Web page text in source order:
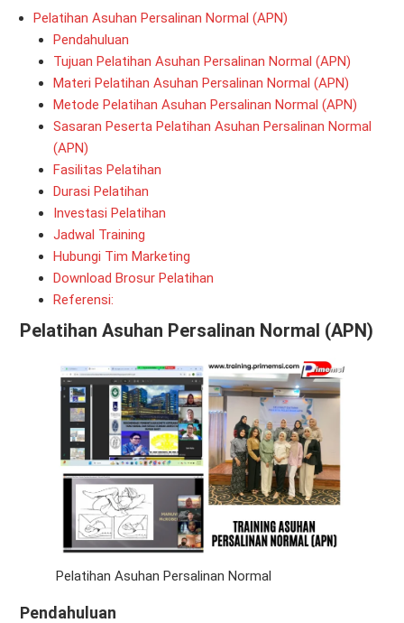
Pelatihan Asuhan Persalinan Normal (APN)
Pendahuluan
Tujuan Pelatihan Asuhan Persalinan Normal (APN)
Materi Pelatihan Asuhan Persalinan Normal (APN)
Metode Pelatihan Asuhan Persalinan Normal (APN)
Sasaran Peserta Pelatihan Asuhan Persalinan Normal
(APN)
Fasilitas Pelatihan
Durasi Pelatihan
Investasi Pelatihan
Jadwal Training
Hubungi Tim Marketing
Download Brosur Pelatihan
Referensi:
Pelatihan Asuhan Persalinan Normal (APN)
Pelatihan Asuhan Persalinan Normal
Pendahuluan